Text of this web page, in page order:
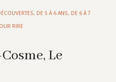
, DE 5 À 6 ANS, DE 6 À 7
RIRE
Le